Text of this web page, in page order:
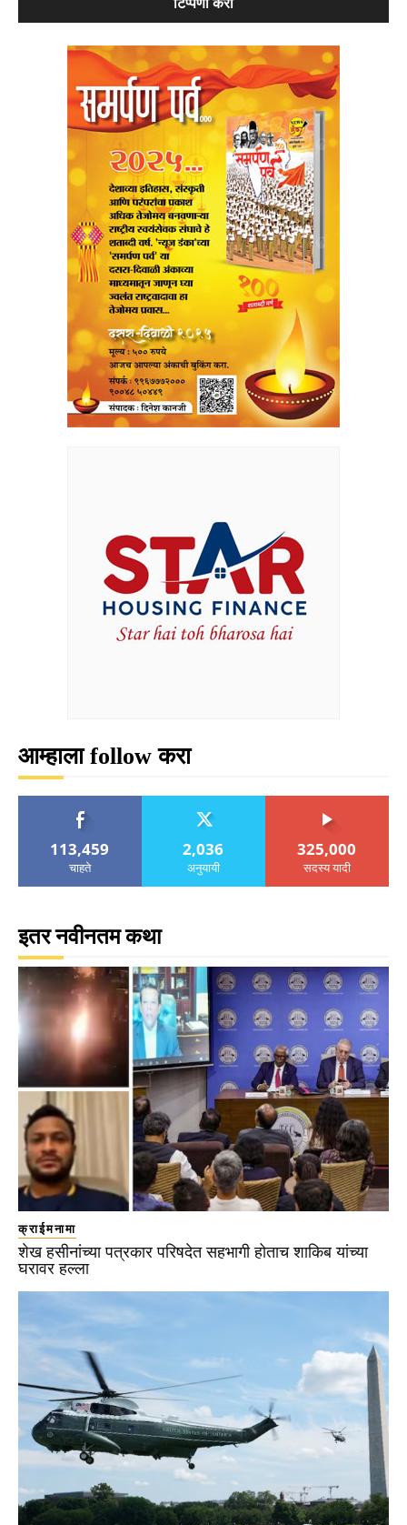
आम्हाला follow करा
113,459
चाहते
2,036
अनुयायी
325,000
सदस्य यादी
इतर नवीनतम कथा
क्राईमनामा
शेख हसीनांच्या पत्रकार परिषदेत सहभागी होताच शाकिब यांच्या
घरावर हल्ला